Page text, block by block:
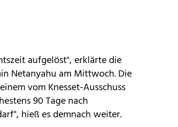
aufgelöst", erklärte die
Netanyahu am Mittwoch. Die
vom Knesset-Ausschuss
90 Tage nach
hieß es demnach weiter.